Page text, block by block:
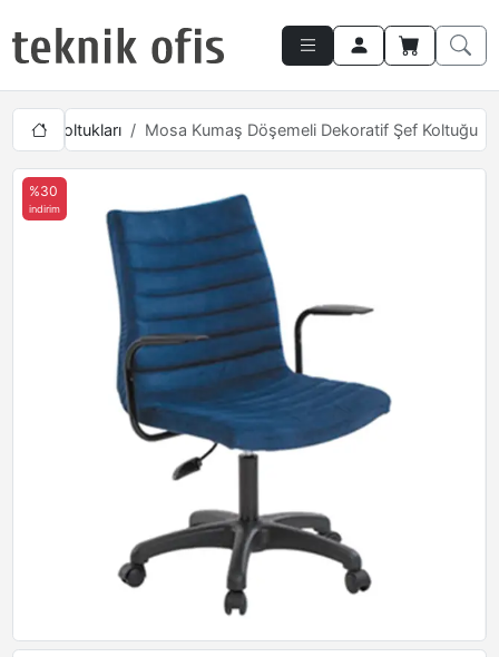
Koltukları Mosa Kumaş Döşemeli Dekoratif Şef Koltuğu
%30
indirim